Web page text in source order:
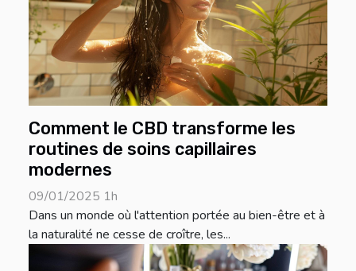
Comment le CBD transforme les
routines de soins capillaires
modernes
09/01/2025 1h
Dans un monde où l'attention portée au bien-être et à
la naturalité ne cesse de croître, les...